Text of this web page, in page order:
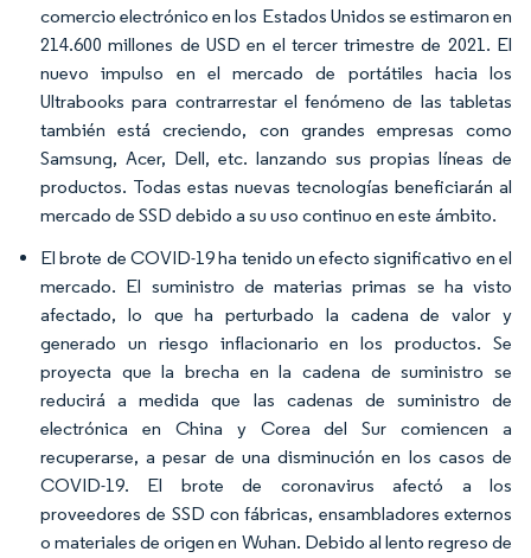
comercio electrónico en los Estados Unidos se estimaron en
214.600 millones de USD en el tercer trimestre de 2021. El
nuevo impulso en el mercado de portátiles hacia los
Ultrabooks para contrarrestar el fenómeno de las tabletas
también está creciendo, con grandes empresas como
Samsung, Acer, Dell, etc. lanzando sus propias líneas de
productos. Todas estas nuevas tecnologías beneficiarán al
mercado de SSD debido a su uso continuo en este ámbito.
El brote de COVID-19 ha tenido un efecto significativo en el
mercado. El suministro de materias primas se ha visto
afectado, lo que ha perturbado la cadena de valor y
generado un riesgo inflacionario en los productos. Se
proyecta que la brecha en la cadena de suministro se
reducirá a medida que las cadenas de suministro de
electrónica en China y Corea del Sur comiencen a
recuperarse, a pesar de una disminución en los casos de
COVID-19. El brote de coronavirus afectó a los
proveedores de SSD con fábricas, ensambladores externos
o materiales de origen en Wuhan. Debido al lento regreso de